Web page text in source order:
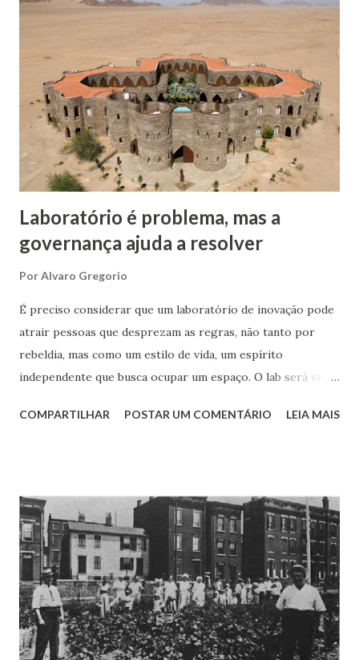
turismo e economias integradoras etc.. Em outras palavras,
uma plataforma rodoviária do governo, mesmo em
concessão, será usada pela sociedade, mesmo a custo de
pedágios. O mesmo serve para plataformas digitais. O
governo americano durante a gestão Reagan, em 1983,
tornou disponível ao mundo o Sistema de Posicionamento
Global - GPS. A partir do uso mundial dessa plataforma
podemos calcular quantos outros produtos e serviços
foram gerado...
Laboratório é problema, mas a
governança ajuda a resolver
PorAlvaro Gregorio
É preciso considerar que um laboratório de inovação pode
atrair pessoas que desprezam as regras, não tanto por
rebeldia, mas como um estilo de vida, um espírito
independente que busca ocupar um espaço. O lab será visto
das corporações. Em parte isso é justificado pela aura de
claramente, a palavra disruptura que carrega um certo
rompimento com padrões. Isso cria alguns problemas
iniciais para a organização que começa o funcionamento do
laboratório, tais como: se outras organizações participarão
do laboratório, alguns ajustes serão necessários; a
segurança física/predial pode ser fragilizada com a
presença de “gente de fora”; a segurança digital terá que se
COMPARTILHAR POSTAR UM COMENTÁRIO LEIA MAIS